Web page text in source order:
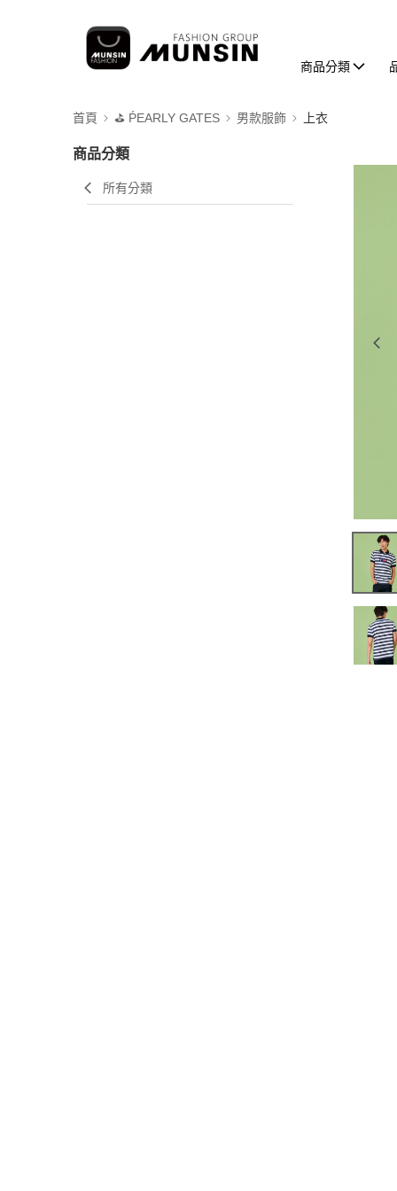
商品分類
首頁 ⛳️ ṔEARLY GATES 男款服飾 上衣
商品分類
所有分類